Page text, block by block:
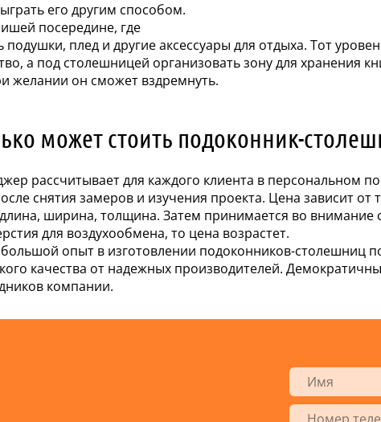
его другим способом.
посередине, где
плед и другие аксессуары для отдыха. Тот
а под столешницей организовать зону для хранения
желании он сможет вздремнуть.
может стоить подоконник-
рассчитывает для каждого клиента в персональном
снятия замеров и изучения проекта. Цена зависит от
ширина, толщина. Затем принимается во внимание
для воздухообмена, то цена возрастет.
опыт в изготовлении подоконников-столешниц
качества от надежных производителей.
компании.